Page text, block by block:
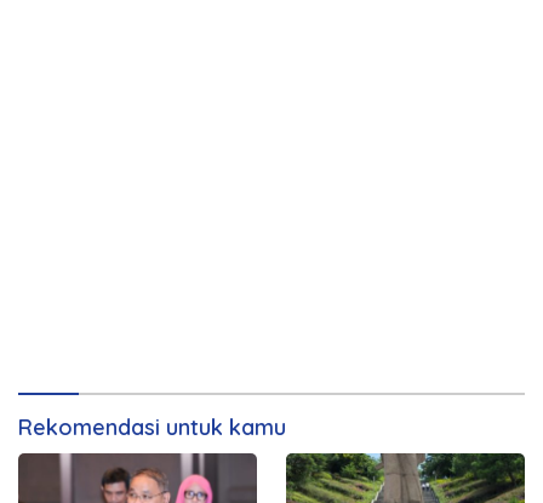
Rekomendasi untuk kamu